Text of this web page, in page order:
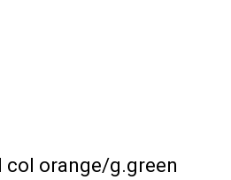
col orange/g.green